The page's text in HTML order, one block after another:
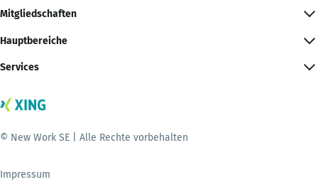
Mitgliedschaften
Hauptbereiche
Services
© New Work SE | Alle Rechte vorbehalten
Impressum